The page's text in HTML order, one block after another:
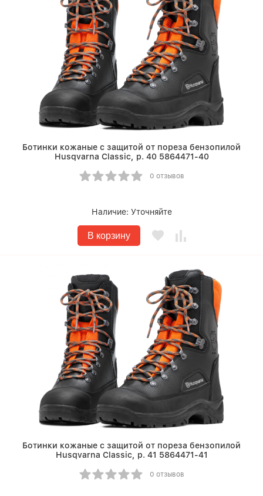
Ботинки кожаные с защитой от пореза бензопилой
Husqvarna Classic, р. 40 5864471-40
0 отзывов
Наличие: Уточняйте
В корзину
Ботинки кожаные с защитой от пореза бензопилой
Husqvarna Classic, р. 41 5864471-41
0 отзывов